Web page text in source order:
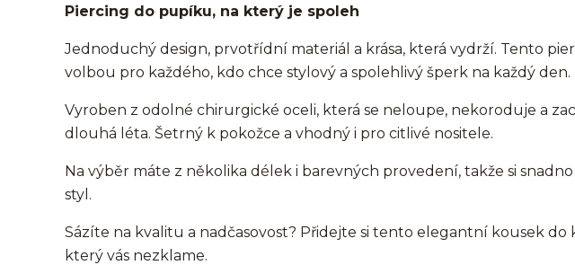
Piercing do pupíku, na který je spoleh
Jednoduchý design, prvotřídní materiál a krása, která vydrží. Tento
volbou pro každého, kdo chce stylový a spolehlivý šperk na každý den.
Vyroben z odolné chirurgické oceli, která se neloupe, nekoroduje a
dlouhá léta. Šetrný k pokožce a vhodný i pro citlivé nositele.
Na výběr máte z několika délek i barevných provedení, takže si
styl.
Sázíte na kvalitu a nadčasovost? Přidejte si tento elegantní kousek do
který vás nezklame.